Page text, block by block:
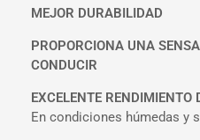
MEJOR DURABILIDAD
PROPORCIONA UNA
CONDUCIR
EXCELENTE RENDIMIENTO
En condiciones húmedas y